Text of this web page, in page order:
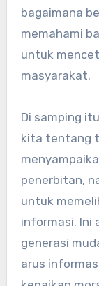
bagaimana
memahami
untuk
masyarakat.
Di samping
kita tentang
penerbitan,
untuk
informasi. Ini
generasi
arus